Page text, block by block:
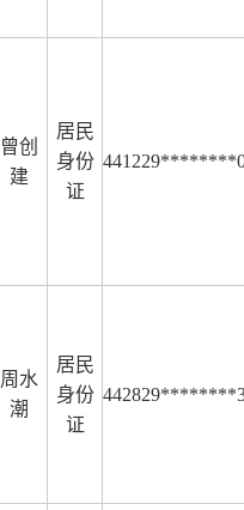
曾创
建
居民
身份
证
周水
潮
居民
身份
证